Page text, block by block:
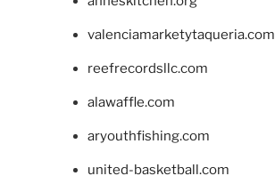
valenciamarketytaqueria.com
reefrecordsllc.com
alawaffle.com
aryouthfishing.com
united-basketball.com